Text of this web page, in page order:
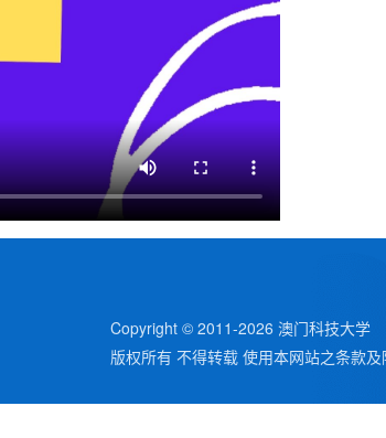
Copyright © 2011-2026 澳门科技大学
版权所有 不得转载 使用本网站之条款